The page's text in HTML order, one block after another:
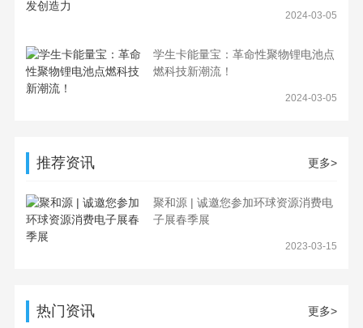
2024-03-05
学生卡能量宝：革命性聚物锂电池点
燃科技新潮流！
2024-03-05
推荐资讯 更多>
聚和源 | 诚邀您参加环球资源消费电
子展春季展
2023-03-15
热门资讯 更多>